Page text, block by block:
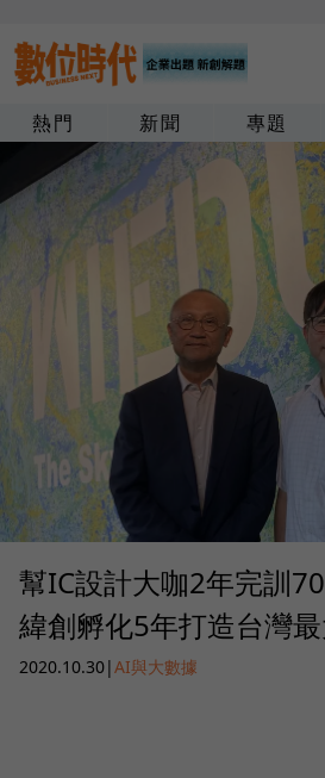
熱門 新聞 專題
幫IC設計大咖2年完訓
緯創孵化5年打造台灣
2020.10.30|AI與大數據